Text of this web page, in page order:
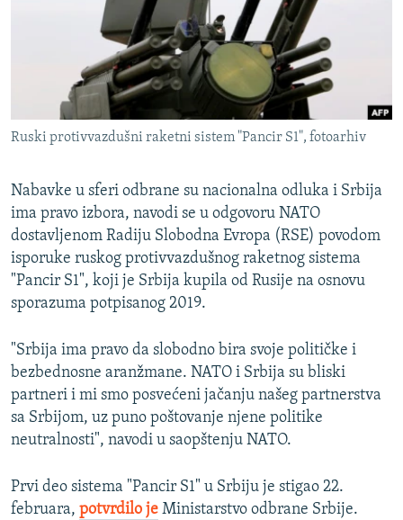
SPECIJALI RSE
VIŠE OD NASLOVA
GENOCID U SREBRENICI
POPLAVE I KLIZIŠTA U BIH 2024.
TV LIBERTY
POST SCRIPTUM
MOJA EVROPA
TRI DECENIJE OD RATA U BIH
SVE KARTE DEJTONA
NASTANAK I RASPAD JUGOSLAVIJE
PRATITE NAS
Sve RFE/RL stranice
Ruski protivvazdušni raketni sistem "Pancir S1", fotoarhiv
Nabavke u sferi odbrane su nacionalna odluka i Srbija
ima pravo izbora, navodi se u odgovoru NATO
dostavljenom Radiju Slobodna Evropa (RSE) povodom
isporuke ruskog protivvazdušnog raketnog sistema
"Pancir S1", koji je Srbija kupila od Rusije na osnovu
sporazuma potpisanog 2019.
"Srbija ima pravo da slobodno bira svoje političke i
bezbednosne aranžmane. NATO i Srbija su bliski
partneri i mi smo posvećeni jačanju našeg partnerstva
sa Srbijom, uz puno poštovanje njene politike
neutralnosti", navodi u saopštenju NATO.
Prvi deo sistema "Pancir S1" u Srbiju je stigao 22.
februara, potvrdilo je Ministarstvo odbrane Srbije.